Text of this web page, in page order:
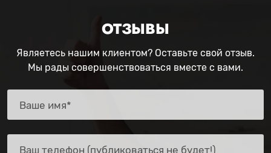
ОТЗЫВЫ
Являетесь нашим клиентом? Оставьте свой отзыв.
Мы рады совершенствоваться вместе с вами.